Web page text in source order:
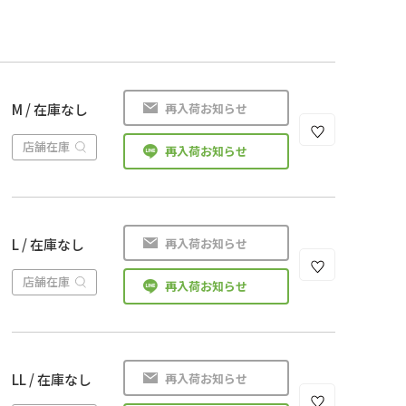
M / 在庫なし
店舗在庫
再入荷お知らせ
再入荷お知らせ
L / 在庫なし
店舗在庫
再入荷お知らせ
再入荷お知らせ
LL / 在庫なし 再入荷お知らせ